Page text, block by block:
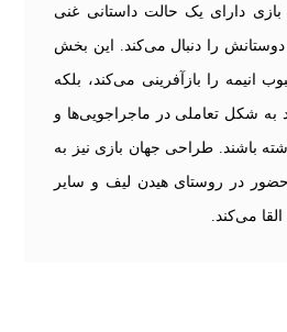
دارای یک حالت داستانی غنی
را دنبال می‌کند. این بخش
انیمه را بازآفرینی می‌کند، بلکه
به شکل تعاملی در ماجراجویی‌ها و
باشند. طراحی جهان بازی نیز به
در روستای هیدن لیف و سایر
می‌کند.